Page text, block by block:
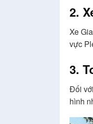
2.
Xe
vực
3.
Đối
hình